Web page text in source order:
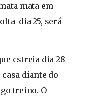
mata em
dia 25, será
estreia dia 28
casa diante do
treino. O